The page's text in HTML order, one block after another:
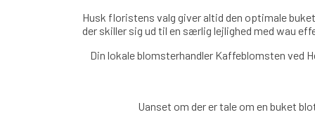
Husk floristens valg giver altid den optimale
der skiller sig ud til en særlig lejlighed med wau
Din lokale blomsterhandler Kaffeblomsten ved
Uanset om der er tale om en buket